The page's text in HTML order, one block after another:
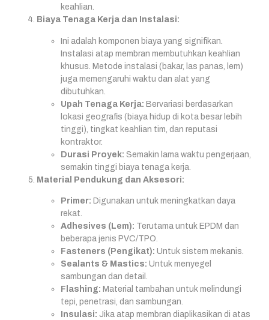
keahlian.
Biaya Tenaga Kerja dan Instalasi:
Ini adalah komponen biaya yang signifikan.
Instalasi atap membran membutuhkan keahlian
khusus. Metode instalasi (bakar, las panas, lem)
juga memengaruhi waktu dan alat yang
dibutuhkan.
Upah Tenaga Kerja: Bervariasi berdasarkan
lokasi geografis (biaya hidup di kota besar lebih
tinggi), tingkat keahlian tim, dan reputasi
kontraktor.
Durasi Proyek: Semakin lama waktu pengerjaan,
semakin tinggi biaya tenaga kerja.
Material Pendukung dan Aksesori:
Primer: Digunakan untuk meningkatkan daya
rekat.
Adhesives (Lem): Terutama untuk EPDM dan
beberapa jenis PVC/TPO.
Fasteners (Pengikat): Untuk sistem mekanis.
Sealants & Mastics: Untuk menyegel
sambungan dan detail.
Flashing: Material tambahan untuk melindungi
tepi, penetrasi, dan sambungan.
Insulasi: Jika atap membran diaplikasikan di atas